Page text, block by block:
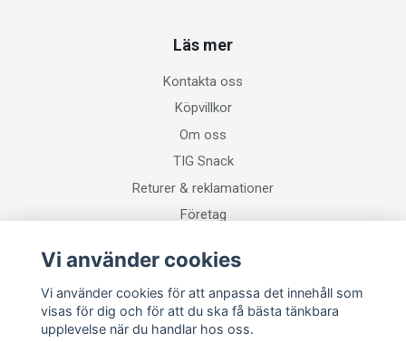
Läs mer
Kontakta oss
Köpvillkor
Om oss
TIG Snack
Returer & reklamationer
Företag
Vi använder cookies
Vi använder cookies för att anpassa det innehåll som
visas för dig och för att du ska få bästa tänkbara
upplevelse när du handlar hos oss.